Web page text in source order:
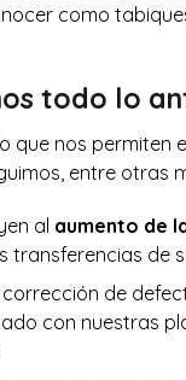
como
todo lo
que nos permiten
entre otras
al aumento de
de
de
con nuestras